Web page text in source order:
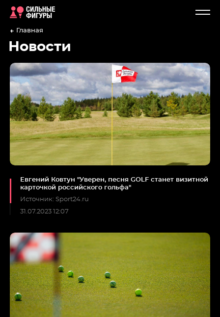
Главная
Новости
Евгений Ковтун "Уверен, песня GOLF станет визитной
карточкой российского гольфа"
Источник: Sport24.ru
31.07.2023 12:07